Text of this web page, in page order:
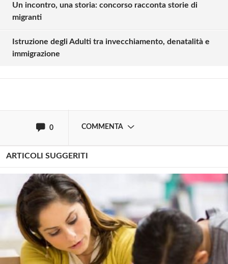
Un incontro, una storia: concorso racconta storie di
migranti
Istruzione degli Adulti tra invecchiamento, denatalità e
immigrazione
0 COMMENTA
Solo gli utenti registrati possono
Effettua il
ARTICOLI SUGGERITI